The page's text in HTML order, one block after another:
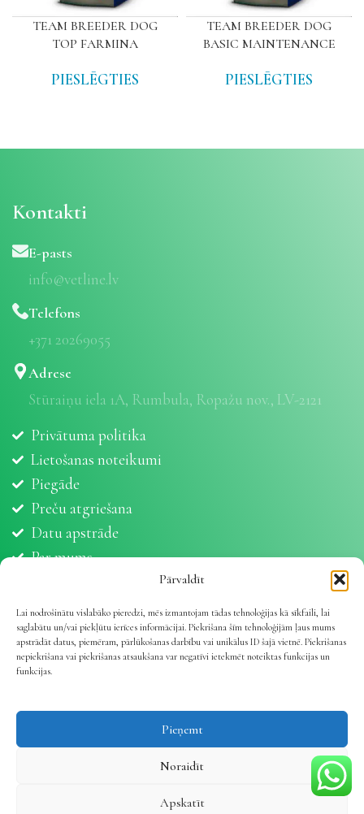
Pārvaldīt
Lai nodrošinātu vislabāko pieredzi, mēs izmantojam tādas tehnoloģijas kā sīkfaili, lai
saglabātu un/vai piekļūtu ierīces informācijai. Piekrišana šīm tehnoloģijām ļaus mums
apstrādāt datus, piemēram, pārlūkošanas darbību vai unikālus ID šajā vietnē. Piekrišanas
nepiekrišana vai piekrišanas atsaukšana var negatīvi ietekmēt noteiktas funkcijas un
funkcijas.
Pieņemt
Noraidīt
Apskatīt
TEAM BREEDER DOG
TOP FARMINA
PIESLĒGTIES
TEAM BREEDER DOG
BASIC MAINTENANCE
PIESLĒGTIES
Kontakti
E-pasts
info@vetline.lv
Telefons
+371 20269055
Adrese
Stūraiņu iela 1A, Rumbula, Ropažu nov., LV-2121
Privātuma politika
Lietošanas noteikumi
Piegāde
Preču atgriešana
Datu apstrāde
Par mums
Sīkdatnes